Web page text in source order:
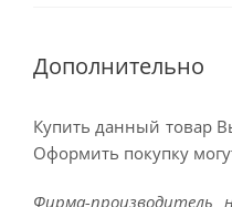
Дополнительно
Купить данный товар
Оформить покупку
Фирма-